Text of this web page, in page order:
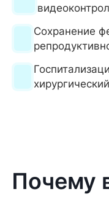
Сохранение
Почему